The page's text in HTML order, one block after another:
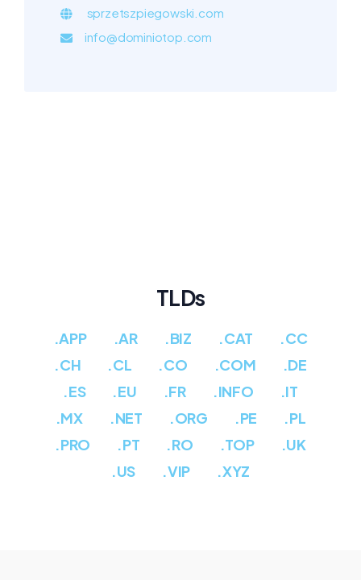
sprzetszpiegowski.com
info@dominiotop.com
TLDs
.APP .AR .BIZ .CAT
.CC
.CH
.CL .CO .COM
.DE
.ES
.EU .FR .INFO
.IT
.MX
.NET .ORG .PE
.PL
.PRO
.PT .RO .TOP
.UK
.US
.VIP .XYZ